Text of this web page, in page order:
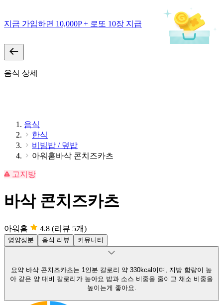
지금 가입하면 10,000P + 로또 10장 지급
음식 상세
음식
한식
비빔밥 / 덮밥
아워홈바삭 콘치즈카츠
고지방
바삭 콘치즈카츠
아워홈 4.8 (리뷰 5개)
영양성분 음식 리뷰 커뮤니티
요약 바삭 콘치즈카츠는 1인분 칼로리 약 330kcal이며, 지방 함량이 높
아 같은 양 대비 칼로리가 높아요 밥과 소스 비중을 줄이고 채소 비중을
높이는게 좋아요.